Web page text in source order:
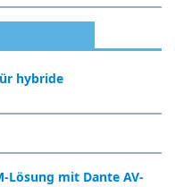
hybride
Lösung mit Dante AV-